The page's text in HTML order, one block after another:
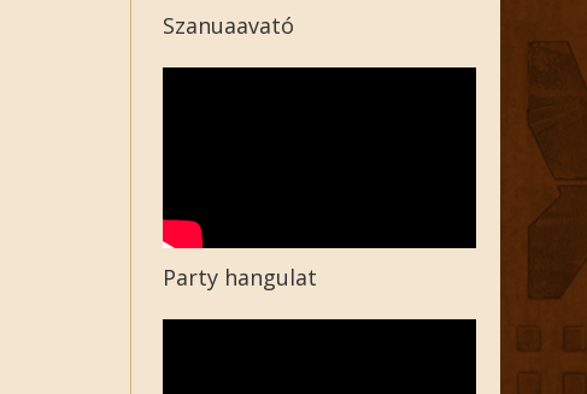
Szanuaavató
Party hangulat